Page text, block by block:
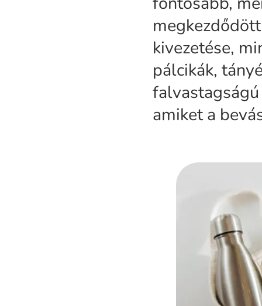
kivezetése,
pálcikák,
amiket a